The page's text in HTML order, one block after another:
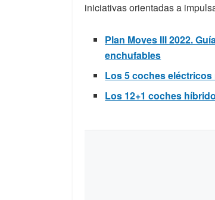
iniciativas orientadas a
Plan Moves III 2022.
enchufables
Los 5 coches
Los 12+1 coches